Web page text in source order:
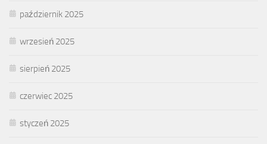
październik 2025
wrzesień 2025
sierpień 2025
czerwiec 2025
styczeń 2025